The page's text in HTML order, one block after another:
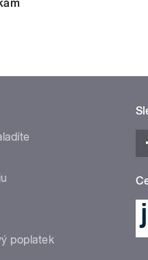
poplatek